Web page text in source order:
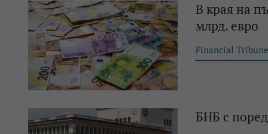
В края на
млрд. евро
Financial Tribune
БНБ с